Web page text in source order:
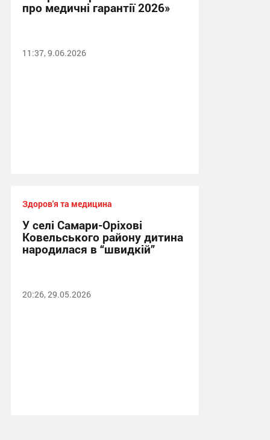
про медичні гарантії 2026»
11:37, 9.06.2026
Здоров'я та медицина
У селі Самари-Оріхові
Ковельського району дитина
народилася в “швидкій”
20:26, 29.05.2026